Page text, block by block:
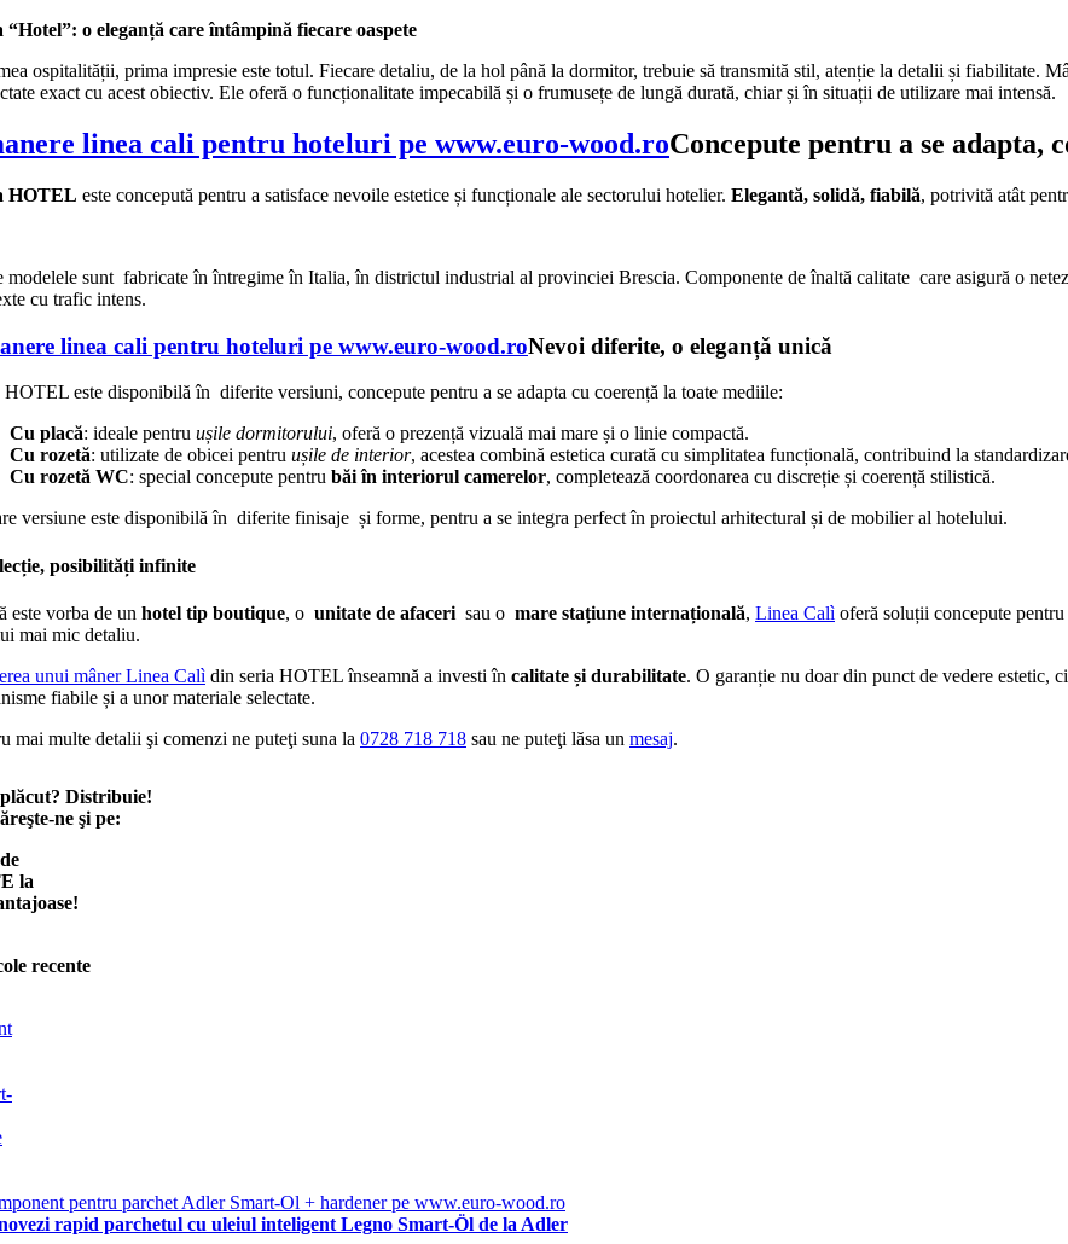
“Hotel”: o eleganță care întâmpină fiecare oaspete
ospitalității, prima impresie este totul. Fiecare detaliu, de la hol până la dormitor, trebuie să transmită stil, atenție la detalii și fiabilitate.
exact cu acest obiectiv. Ele oferă o funcționalitate impecabilă și o frumusețe de lungă durată, chiar și în situații de utilizare mai intensă.
Concepute pentru a se adapta,
HOTEL este concepută pentru a satisface nevoile estetice și funcționale ale sectorului hotelier. Elegantă, solidă, fiabilă, potrivită atât
modelele sunt fabricate în întregime în Italia, în districtul industrial al provinciei Brescia. Componente de înaltă calitate care asigură o
cu trafic intens.
Nevoi diferite, o eleganță unică
HOTEL este disponibilă în diferite versiuni, concepute pentru a se adapta cu coerență la toate mediile:
Cu placă: ideale pentru ușile dormitorului, oferă o prezență vizuală mai mare și o linie compactă.
Cu rozetă: utilizate de obicei pentru ușile de interior, acestea combină estetica curată cu simplitatea funcțională, contribuind la
Cu rozetă WC: special concepute pentru băi în interiorul camerelor, completează coordonarea cu discreție și coerență stilistică.
versiune este disponibilă în diferite finisaje și forme, pentru a se integra perfect în proiectul arhitectural și de mobilier al hotelului.
posibilități infinite
este vorba de un hotel tip boutique, o unitate de afaceri sau o mare stațiune internațională, Linea Calì oferă soluții concepute
mai mic detaliu.
unui mâner Linea Calì din seria HOTEL înseamnă a investi în calitate și durabilitate. O garanție nu doar din punct de vedere estetic,
fiabile și a unor materiale selectate.
mai multe detalii şi comenzi ne puteţi suna la 0728 718 718 sau ne puteţi lăsa un mesaj.
Distribuie!
ne şi pe:
la
recente
rapid parchetul cu uleiul inteligent Legno Smart-Öl de la Adler